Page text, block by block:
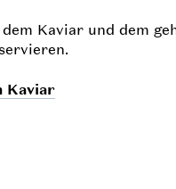
Kaviar und dem
Kaviar